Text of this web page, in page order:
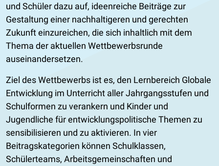
und Schüler dazu auf, ideenreiche Beiträge zur
Gestaltung einer nachhaltigeren und gerechten
Zukunft einzureichen, die sich inhaltlich mit dem
Thema der aktuellen Wettbewerbsrunde
auseinandersetzen.
Ziel des Wettbewerbs ist es, den Lernbereich Globale
Entwicklung im Unterricht aller Jahrgangsstufen und
Schulformen zu verankern und Kinder und
Jugendliche für entwicklungspolitische Themen zu
sensibilisieren und zu aktivieren. In vier
Beitragskategorien können Schulklassen,
Schülerteams, Arbeitsgemeinschaften und